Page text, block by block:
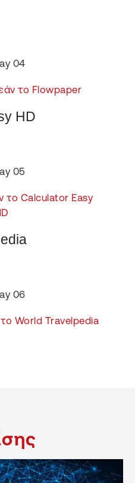
το Flowpaper
HD
το Calculator Easy
World Travelpedia